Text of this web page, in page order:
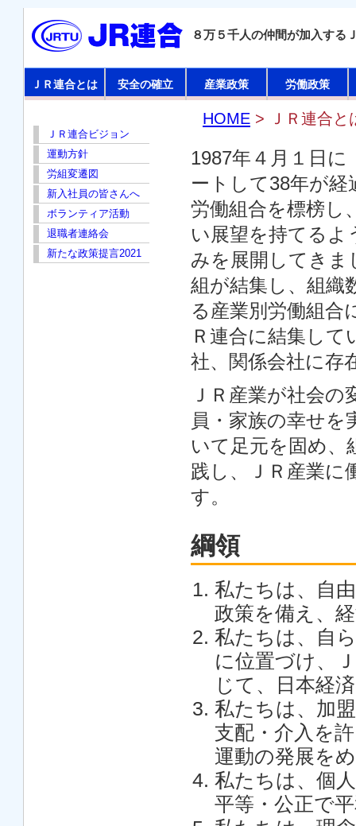
８万５千人の仲間が加入する
ＪＲ連合とは 安全の確立 産業政策 労働政策
ＪＲ連合ビジョン
運動方針
労組変遷図
新入社員の皆さんへ
ボランティア活動
退職者連絡会
新たな政策提言2021
HOME > ＪＲ連合と
1987年４月１日
ートして38年が
労働組合を標榜し
い展望を持てるよ
みを展開してきま
組が結集し、組織
る産業別労働組合
Ｒ連合に結集し
社、関係会社に存
ＪＲ産業が社会
員・家族の幸せを
いて足元を固め、
践し、ＪＲ産業に
す。
綱領
私たちは、自
政策を備え、
私たちは、自
に位置づけ、
じて、日本経
私たちは、加
支配・介入を
運動の発展を
私たちは、個
平等・公正で